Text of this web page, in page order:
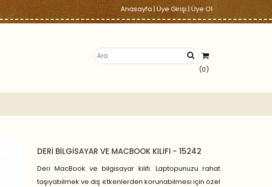
Anasayfa|Üye Girişi|Üye Ol
(0)
DERİ BİLGİSAYAR VE MACBOOK KILIFI - 15242
Deri MacBook ve bilgisayar kılıfı. Laptopunuzu rahat
taşıyabilmek ve dış etkenlerden korunabilmesi için özel